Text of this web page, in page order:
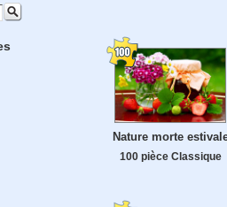
Nature morte
100 pièce Classique